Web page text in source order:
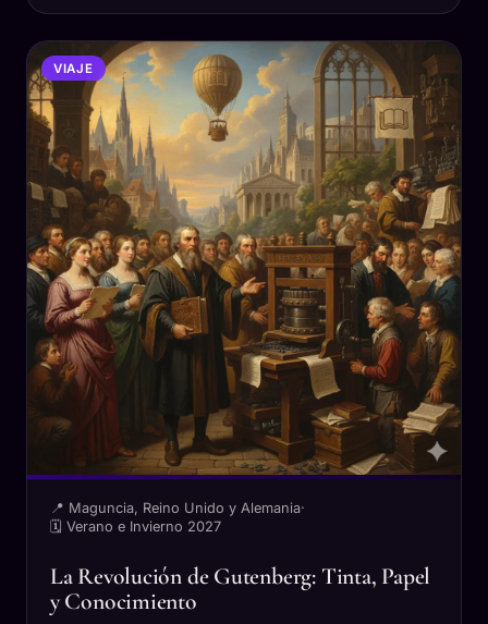
VIAJE
📍 Maguncia, Reino Unido y Alemania·
🗓 Verano e Invierno 2027
La Revolución de Gutenberg: Tinta, Papel
y Conocimiento